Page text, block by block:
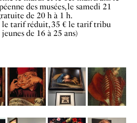
des musées, le samedi 21
de 20 h à 1 h.
le tarif réduit, 35 € le tarif tribu
de 16 à 25 ans)